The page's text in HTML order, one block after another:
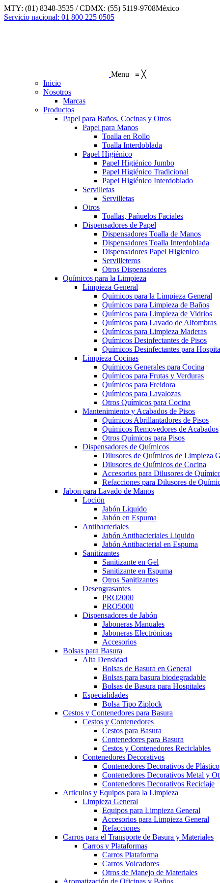
Saltar
al
MTY: (81) 8348-3535 / CDMX: (55) 5119-9708México
Linkedin
Servicio nacional: 01 800 225 0505
Menu ≡ ╳
Inicio
Nosotros
Marcas
Productos
Papel para Baños, Cocinas y Otros
Papel para Manos
Toalla en Rollo
Toalla Interdoblada
Papel Higiénico
Papel Higiénico Jumbo
Papel Higiénico Tradicional
Papel Higiénico Interdoblado
Servilletas
Servilletas
Otros
Toallas, Pañuelos Faciales
Dispensadores de Papel
Dispensadores Toalla de Manos
Dispensadores Toalla Interdoblada
Dispensadores Papel Higienico
Servilleteros
Otros Dispensadores
Químicos para la Limpieza
Limpieza General
Químicos para la Limpieza General
Químicos para Limpieza de Baños
Químicos para Limpieza de Vidrios
Químicos para Lavado de Alfombras
Químicos para Limpieza Maderas
Químicos Desinfectantes de Pisos
Químicos Desinfectantes para
Limpieza Cocinas
Químicos Generales para Cocina
Químicos para Frutas y Verduras
Químicos para Freidora
Químicos para Lavalozas
Otros Químicos para Cocina
Mantenimiento y Acabados de Pisos
Químicos Abrillantadores de Pisos
Químicos Removedores de Acabados
Otros Químicos para Pisos
Dispensadores de Químicos
Dilusores de Químicos de Limpieza
Dilusores de Químicos de Cocina
Accesorios para Dilusores de
Refacciones para Dilusores de
Jabon para Lavado de Manos
Loción
Jabón Liquido
Jabón en Espuma
Antibacteriales
Jabón Antibacteriales Liquido
Jabón Antibacterial en Espuma
Sanitizantes
Sanitizante en Gel
Sanitizante en Espuma
Otros Sanitizantes
Desengrasantes
PRO2000
PRO5000
Dispensadores de Jabón
Jaboneras Manuales
Jaboneras Electrónicas
Accesorios
Bolsas para Basura
Alta Densidad
Bolsas de Basura en General
Bolsas para basura biodegradable
Bolsas de Basura para Hospitales
Especialidades
Bolsa Tipo Ziplock
Cestos y Contenedores para Basura
Cestos y Contenedores
Cestos para Basura
Contenedores para Basura
Cestos y Contenedores Reciclables
Contenedores Decorativos
Contenedores Decorativos de Plástico
Contenedores Decorativos Metal y
Contenedores Decorativos Reciclaje
Articulos y Equipos para la Limpieza
Limpieza General
Equipos para Limpieza General
Accesorios para Limpieza General
Refacciones
Carros para el Transporte de Basura y Materiales
Carros y Plataformas
Carros Plataforma
Carros Volcadores
Otros de Manejo de Materiales
Aromatización de Oficinas y Baños